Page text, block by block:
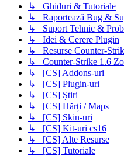
↳ Ghiduri & Tutoriale
↳ Raportează Bug &
↳ Suport Tehnic &
↳ Idei & Cerere Plugin
↳ Resurse Counter-
↳ Counter-Strike 1.6
↳ [CS] Addons-uri
↳ [CS] Plugin-uri
↳ [CS] Știri
↳ [CS] Hărți / Maps
↳ [CS] Skin-uri
↳ [CS] Kit-uri cs16
↳ [CS] Alte Resurse
↳ [CS] Tutoriale